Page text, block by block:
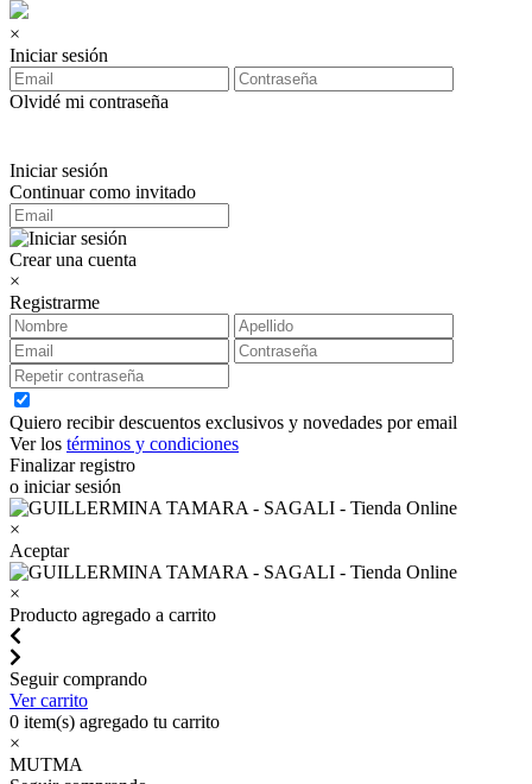
×
Iniciar sesión
Olvidé mi contraseña
Iniciar sesión
Continuar como invitado
Crear una cuenta
×
Registrarme
Quiero recibir descuentos exclusivos y novedades por email
Ver los términos y condiciones
Finalizar registro
o iniciar sesión
×
Aceptar
×
Producto agregado a carrito
Seguir comprando
Ver carrito
0 item(s) agregado tu carrito
×
MUTMA